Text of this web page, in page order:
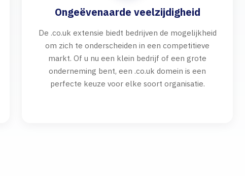
Ongeëvenaarde veelzijdigheid
De .co.uk extensie biedt bedrijven de mogelijkheid
om zich te onderscheiden in een competitieve
markt. Of u nu een klein bedrijf of een grote
onderneming bent, een .co.uk domein is een
perfecte keuze voor elke soort organisatie.